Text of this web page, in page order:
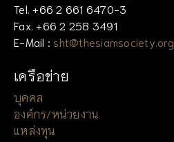
Tel. +66 2 661 6470-3
Fax. +66 2 258 3491
E-Mail : sht@thesiamsociety.org
เครือข่าย
บุคคล
องค์กร/หน่วยงาน
แหล่งทุน